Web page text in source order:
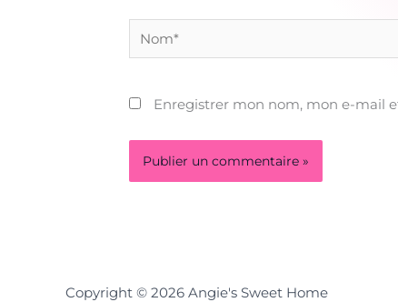
Nom*
Enregistrer mon nom, mon e-mail
Copyright © 2026 Angie's Sweet Home